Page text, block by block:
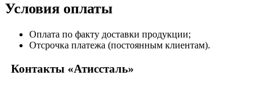
Условия оплаты
Оплата по факту доставки продукции;
Отсрочка платежа (постоянным клиентам).
Контакты «Атиссталь»